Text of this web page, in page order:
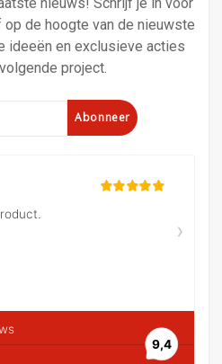
de hoogte van de nieuwste
ideeën en exclusieve acties
project.
Abonneer